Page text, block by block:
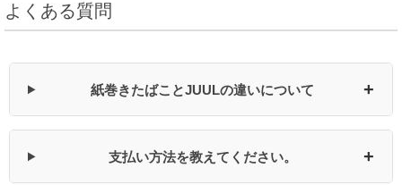
よくある質問
紙巻きたばことJUULの違いについて +
支払い方法を教えてください。 +